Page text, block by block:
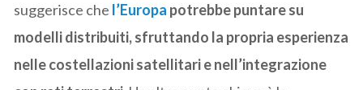
suggerisce che l’Europa potrebbe puntare su
modelli distribuiti, sfruttando la propria esperienza
nelle costellazioni satellitari e nell’integrazione